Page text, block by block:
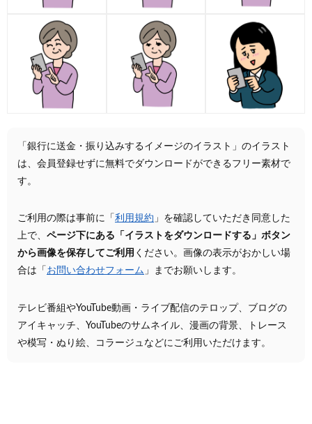
「銀行に送金・振り込みするイメージのイラスト」のイラスト
は、会員登録せずに無料でダウンロードができるフリー素材で
す。
ご利用の際は事前に「 利用規約 」を確認していただき同意した
上で、 ページ下にある「イラストをダウンロードする」ボタン
から画像を保存してご利用 ください。画像の表示がおかしい場
合は「 お問い合わせフォーム 」までお願いします。
テレビ番組やYouTube動画・ライブ配信のテロップ、ブログの
アイキャッチ、YouTubeのサムネイル、漫画の背景、トレース
や模写・ぬり絵、コラージュなどにご利用いただけます。